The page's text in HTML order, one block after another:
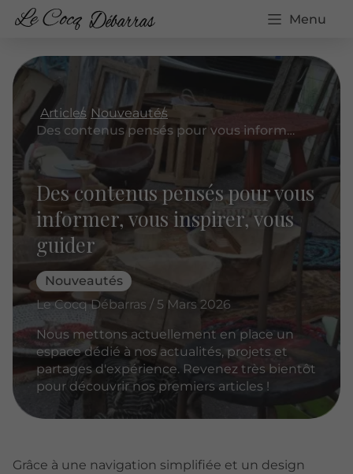
Menu
Articles Nouveautés
Des contenus pensés pour vous informer, vous inspirer, vous guider
Des contenus pensés pour vous
informer, vous inspirer, vous
guider
Nouveautés
Le Cocq Débarras / 5 Mars 2026
Nous mettons actuellement en place un
espace dédié à nos actualités, projets et
partages d'expérience. Revenez très bientôt
pour découvrir nos premiers articles !
Grâce à une navigation simplifiée et un design